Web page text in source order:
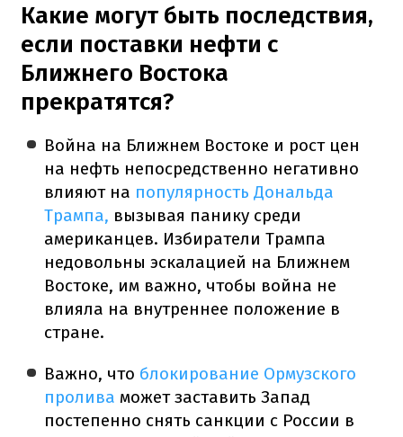
Какие могут быть последствия,
если поставки нефти с
Ближнего Востока
прекратятся?
Война на Ближнем Востоке и рост цен
на нефть непосредственно негативно
влияют на популярность Дональда
Трампа, вызывая панику среди
американцев. Избиратели Трампа
недовольны эскалацией на Ближнем
Востоке, им важно, чтобы война не
влияла на внутреннее положение в
стране.
Важно, что блокирование Ормузского
пролива может заставить Запад
постепенно снять санкции с России в